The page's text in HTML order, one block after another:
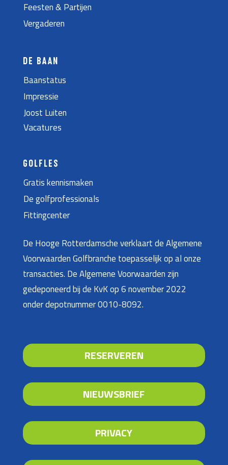
Feesten & Partijen
Vergaderen
DE BAAN
Baanstatus
Impressie
Joost Luiten
Vacatures
GOLFLES
Gratis kennismaken
De golfprofessionals
Fittingcenter
De Hooge Rotterdamsche verklaart de Algemene
Voorwaarden Golfbranche toepasselijk op al onze
transacties. De Algemene Voorwaarden zijn
gedeponeerd bij de KvK op 6 november 2022
onder depotnummer 0010-8092.
RESERVEREN
NIEUWSBRIEF
PRIVACY